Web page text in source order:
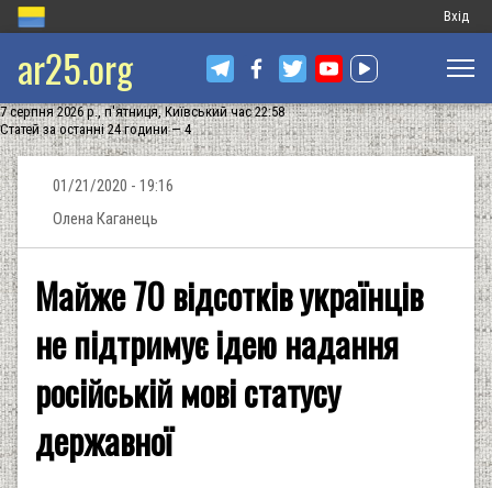
Меню
запису
Вхід
ar25.org
7 серпня 2026 р., п'ятниця, Київський час 22:58
Статей за останні 24 години — 4
01/21/2020 - 19:16
Олена Каганець
Майже 70 відсотків українців
не підтримує ідею надання
російській мові статусу
державної